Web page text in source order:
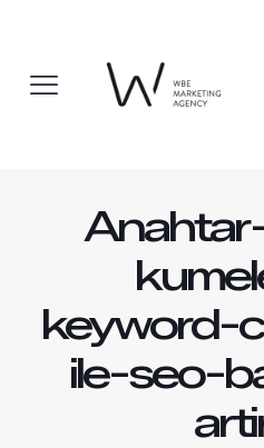
keyword-
ile-seo-